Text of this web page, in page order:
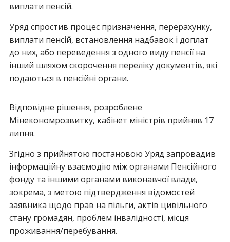
виплати пенсій.
Уряд спростив процес призначення, перерахунку,
виплати пенсій, встановлення надбавок і доплат
до них, або переведення з одного виду пенсії на
інший шляхом скорочення переліку документів, які
подаються в пенсійні органи.
Відповідне рішення, розроблене
Мінекономрозвитку, кабінет міністрів прийняв 17
липня.
Згідно з прийнятою постановою Уряд запровадив
інформаційну взаємодію між органами Пенсійного
фонду та іншими органами виконавчої влади,
зокрема, з метою підтвердження відомостей
заявника щодо прав на пільги, актів цивільного
стану громадян, проблем інвалідності, місця
проживання/перебування.